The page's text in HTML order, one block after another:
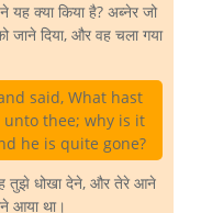
क्या किया है? अब्नेर जो
जाने दिया, और वह चला गया
said, What hast
unto thee; why is it
he is quite gone?
तुझे धोखा देने, और तेरे आने
आया था।